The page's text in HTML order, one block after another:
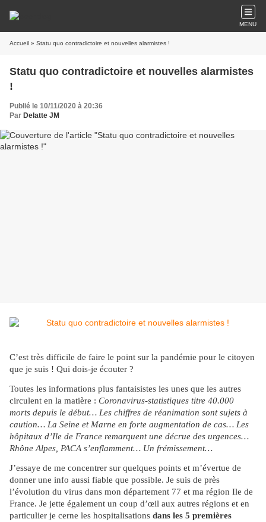
MENU
Accueil » Statu quo contradictoire et nouvelles alarmistes !
Statu quo contradictoire et nouvelles alarmistes
!
Publié le 10/11/2020 à 20:36
Par Delatte JM
C’est très difficile de faire le point sur la pandémie pour le citoyen
que je suis ! Qui dois-je écouter ?
Toutes les informations plus fantaisistes les unes que les autres
circulent en la matière : Coronavirus-statistiques titre 40.000
morts depuis le début… Les chiffres de réanimation sont sujets à
caution… La Seine et Marne en forte augmentation de cas… Les
hôpitaux d’Ile de France remarquent une décrue des urgences…
Rhône Alpes, PACA s’enflamment… Un frémissement…
J’essaye de me concentrer sur quelques points et m’évertue de
donner une info aussi fiable que possible. Je suis de près
l’évolution du virus dans mon département 77 et ma région Ile de
France. Je jette également un coup d’œil aux autres régions et en
particulier je cerne les hospitalisations dans les 5 premières